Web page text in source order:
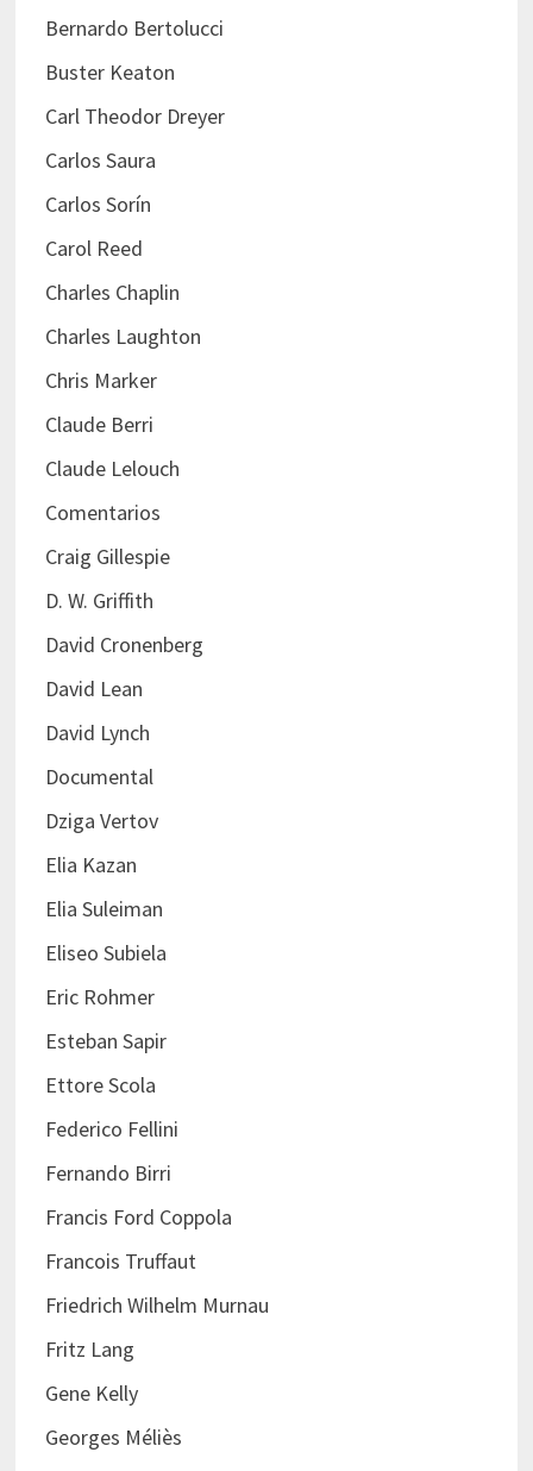
Bernardo Bertolucci
Buster Keaton
Carl Theodor Dreyer
Carlos Saura
Carlos Sorín
Carol Reed
Charles Chaplin
Charles Laughton
Chris Marker
Claude Berri
Claude Lelouch
Comentarios
Craig Gillespie
D. W. Griffith
David Cronenberg
David Lean
David Lynch
Documental
Dziga Vertov
Elia Kazan
Elia Suleiman
Eliseo Subiela
Eric Rohmer
Esteban Sapir
Ettore Scola
Federico Fellini
Fernando Birri
Francis Ford Coppola
Francois Truffaut
Friedrich Wilhelm Murnau
Fritz Lang
Gene Kelly
Georges Méliès